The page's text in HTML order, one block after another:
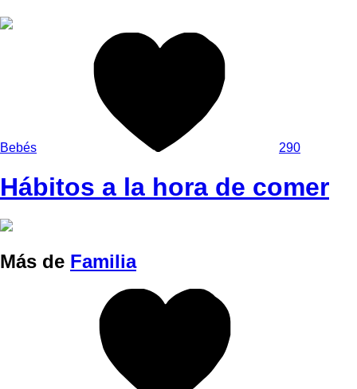
Bebés 290
Hábitos a la hora de comer
Más de Familia